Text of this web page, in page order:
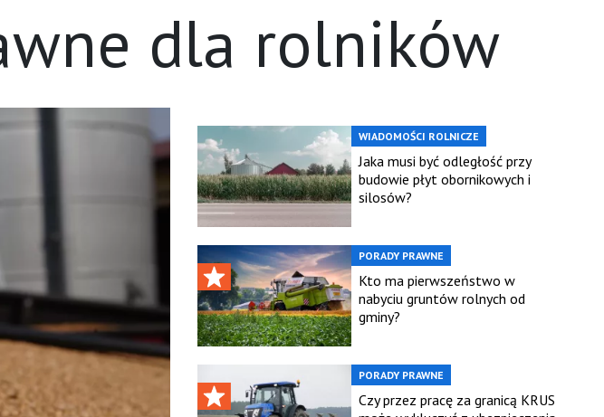
dla rolników
WIADOMOŚCI ROLNICZE
Jaka musi być odległość przy
budowie płyt obornikowych i
silosów?
PORADY PRAWNE
Kto ma pierwszeństwo w
nabyciu gruntów rolnych od
gminy?
PORADY PRAWNE
Czy przez pracę za granicą KRUS